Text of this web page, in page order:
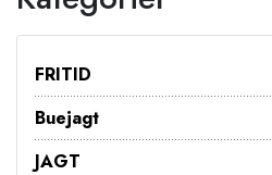
FRITID
Buejagt
JAGT